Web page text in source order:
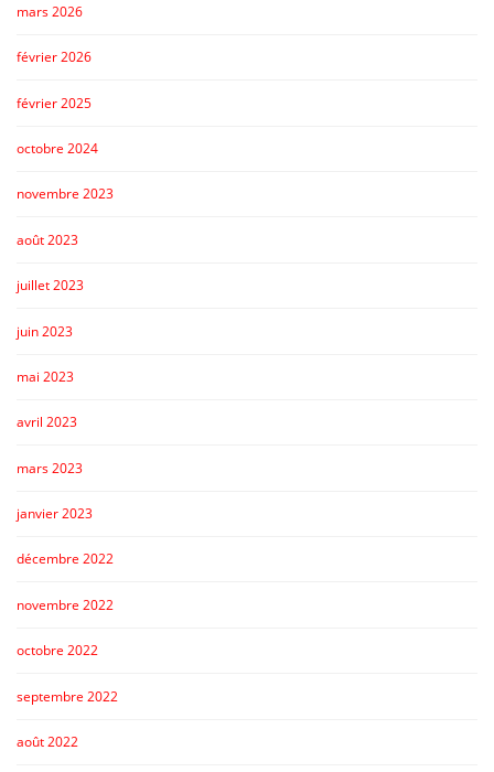
mars 2026
février 2026
février 2025
octobre 2024
novembre 2023
août 2023
juillet 2023
juin 2023
mai 2023
avril 2023
mars 2023
janvier 2023
décembre 2022
novembre 2022
octobre 2022
septembre 2022
août 2022